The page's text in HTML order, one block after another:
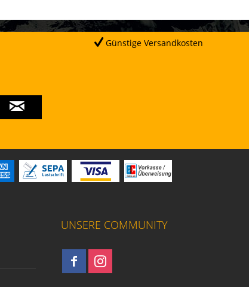
Günstige Versandkosten
UNSERE COMMUNITY